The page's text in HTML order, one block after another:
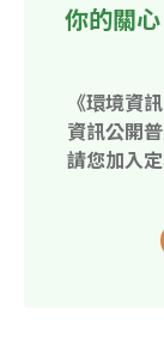
你的關
《環境資
資訊公開
請您加入